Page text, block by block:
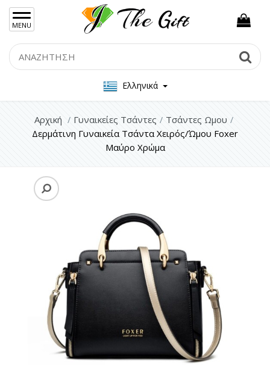
MENU
Ελληνικά
Αρχική Γυναικείες Τσάντες
Τσάντες Ωμου
Δερμάτινη Γυναικεία Τσάντα Χειρός/Ώμου Foxer
Μαύρο Χρώμα
×
Γυναικείες Τσάντες
Σακίδια Πλάτης
Τσάντες Χιαστί
Βραδινά Τσαντάκια / Clutch
Ανδρικές Τσάντες
Γυναικεία Κοσμήματα Ασήμι 925
Γυναικεία Κοσμήματα Ατσάλι
Ανδρικα Κοσμήματα
Σετ Δώρου
Μπρελόκ
Γυναικεία Περιποίηση